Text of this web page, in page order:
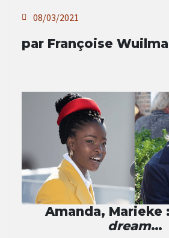
08/03/2021
par Françoise
Amanda, Marieke :
dream…